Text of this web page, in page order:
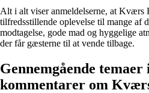
Alt i alt viser anmeldelserne, at Kværs
tilfredsstillende oplevelse til mange af
modtagelse, gode mad og hyggelige
der får gæsterne til at vende tilbage.
Gennemgående temaer
kommentarer om